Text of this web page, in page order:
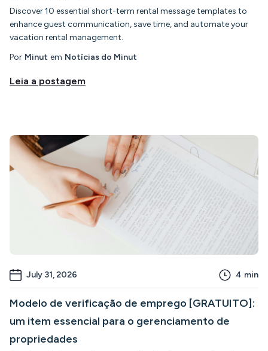
Discover 10 essential short-term rental message templates to
enhance guest communication, save time, and automate your
vacation rental management.
Por Minut em Notícias do Minut
Leia a postagem
July 31, 2026 4 min
Modelo de verificação de emprego [GRATUITO]:
um item essencial para o gerenciamento de
propriedades